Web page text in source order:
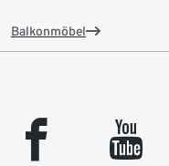
Balkonmöbel
facebook youtube